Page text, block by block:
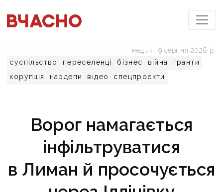
суспільство переселенці бізнес війна
гранти
корупція
нардепи відео спецпроєкти
неділя, 9 серпня 2026 р.
Ворог намагається
інфільтруватися
в Лиман й просочується